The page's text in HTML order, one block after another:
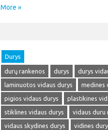
More »
Durys
durų rankenos durys durys
laminuotos vidaus durys
medines
pigios vidaus durys
plastikines
stiklines vidaus durys
vidaus duru
vidaus skydines durys
vidines